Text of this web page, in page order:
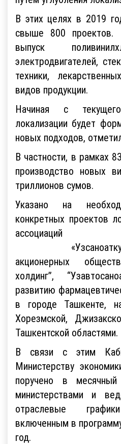
В этих целях в 2019
свыше 800 проектов.
выпуск
электродвигателей,
техники,
видов продукции.
Начиная с
локализации будет
новых подходов,
В частности, в рамках
производство новых
триллионов сумов.
Указано на
конкретных проектов
ассоциаций
акционерных
холдинг”,
развитию
в городе Ташкенте,
Хорезмской,
Ташкентской областями.
В связи с этим
Министерству
поручено в
министерствами и
отраслевые
включенным в
год.